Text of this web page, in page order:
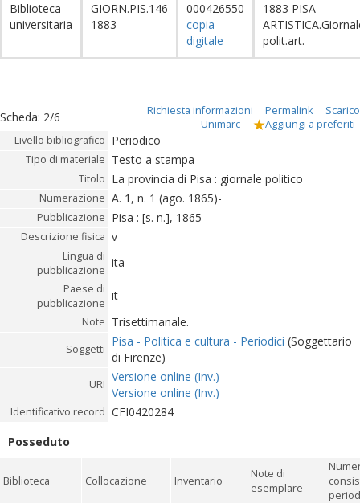
Biblioteca
universitaria
GIORN.PIS.146
1883
000426550
copia
digitale
1883 PISA
polit.art.
Scheda: 2/6 Richiesta informazioni Permalink
Scarico
Unimarc
Aggiungi a preferiti
Livello bibliografico Periodico
Tipo di materiale Testo a stampa
Titolo La provincia di Pisa : giornale politico
Numerazione A. 1, n. 1 (ago. 1865)-
Pubblicazione Pisa : [s. n.], 1865-
Descrizione fisica v
Lingua di
pubblicazione
ita
Paese di
pubblicazione
it
Note Trisettimanale.
Soggetti
Pisa - Politica e cultura - Periodici (Soggettario
di Firenze)
URI
Versione online (Inv.)
Versione online (Inv.)
Identificativo record CFI0420284
Posseduto
Biblioteca Collocazione Inventario
Note di
esemplare